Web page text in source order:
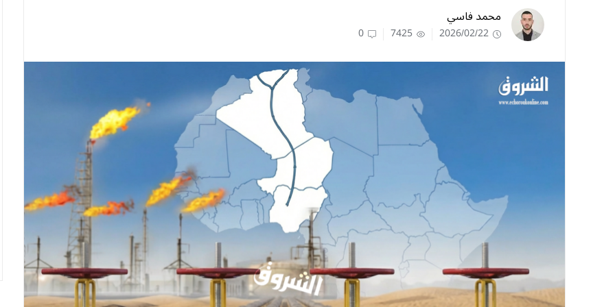
محمد فاسي
2026/02/22
7425
0